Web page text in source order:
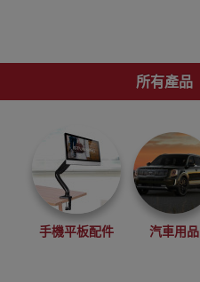
所有產品
手機平板配件 汽車用品